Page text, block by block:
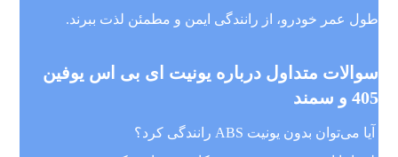
طول عمر خودرو، از رانندگی ایمن و مطمئن لذت ببرند.
سوالات متداول درباره یونیت ای بی اس یوفین
405 و سمند
آیا می‌توان بدون یونیت ABS رانندگی کرد؟